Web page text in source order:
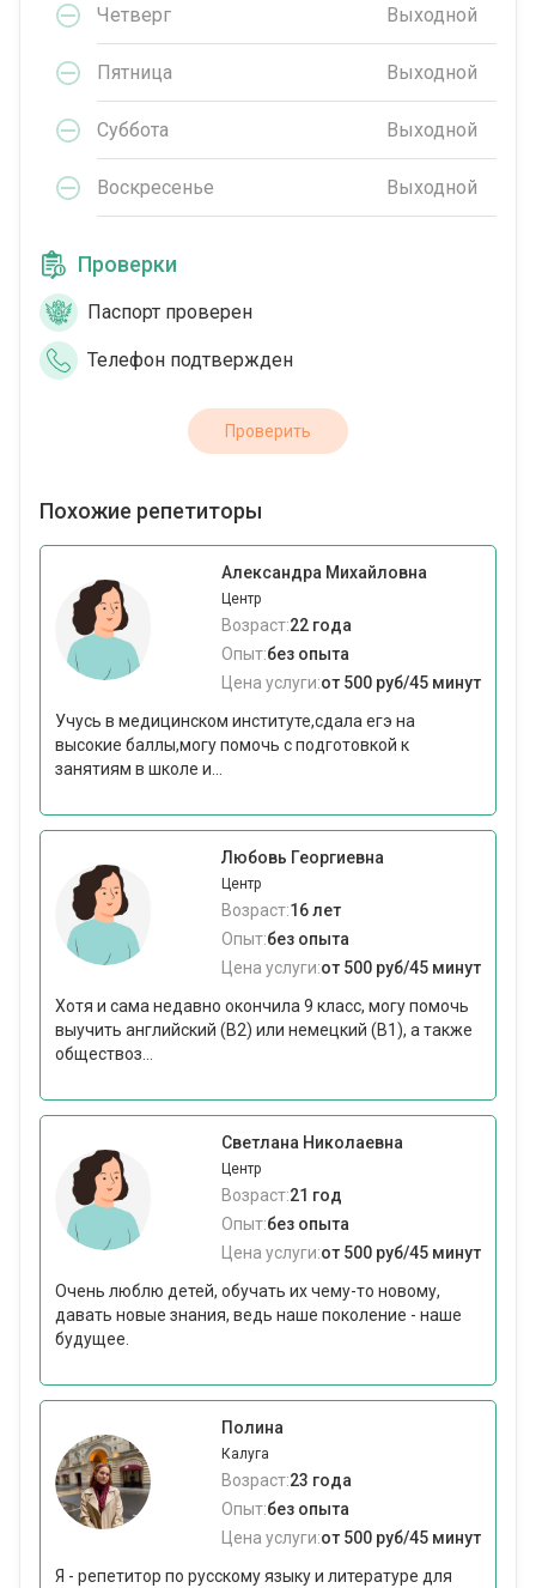
Четверг Выходной
Пятница Выходной
Суббота Выходной
Воскресенье Выходной
Проверки
Паспорт проверен
Телефон подтвержден
Проверить
Похожие репетиторы
Александра Михайловна
Центр
Возраст:22 года
Опыт:без опыта
Цена услуги:от 500 руб/45 минут
Учусь в медицинском институте,сдала егэ на
высокие баллы,могу помочь с подготовкой к
занятиям в школе и...
Любовь Георгиевна
Центр
Возраст:16 лет
Опыт:без опыта
Цена услуги:от 500 руб/45 минут
Хотя и сама недавно окончила 9 класс, могу помочь
выучить английский (В2) или немецкий (В1), а также
обществоз...
Светлана Николаевна
Центр
Возраст:21 год
Опыт:без опыта
Цена услуги:от 500 руб/45 минут
Очень люблю детей, обучать их чему-то новому,
давать новые знания, ведь наше поколение - наше
будущее.
Полина
Калуга
Возраст:23 года
Опыт:без опыта
Цена услуги:от 500 руб/45 минут
Я - репетитор по русскому языку и литературе для